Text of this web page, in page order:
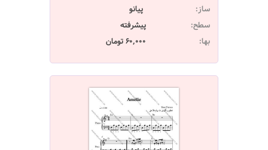
ساز:
پیانو
سطح:
پیشرفته
بها:
60,000 تومان